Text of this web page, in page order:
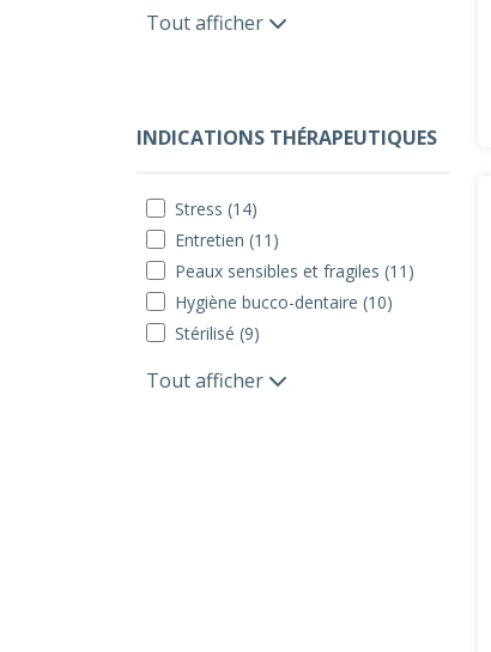
Tout afficher
INDICATIONS THÉRAPEUTIQUES
Stress (14)
Entretien (11)
Peaux sensibles et fragiles (11)
Hygiène bucco-dentaire (10)
Stérilisé (9)
Tout afficher